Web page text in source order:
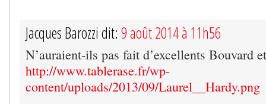
Jacques Barozzi dit: 9 août 2014 à 11h56
N’auraient-ils pas fait d’excellents Bouvard
http://www.tablerase.fr/wp-
content/uploads/2013/09/Laurel__Hardy.png